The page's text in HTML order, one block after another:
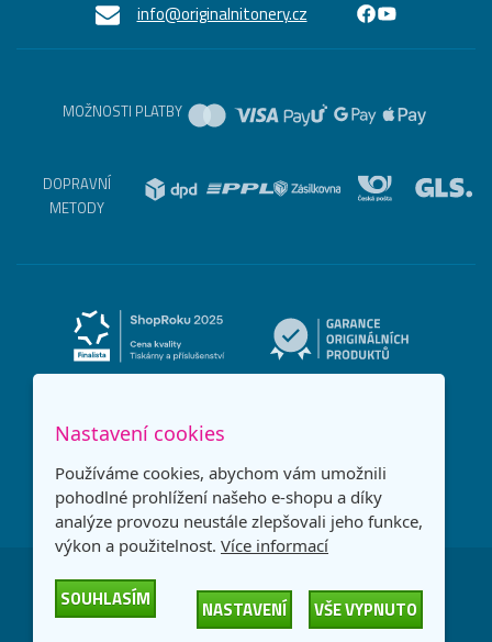
info@originalnitonery.cz
MOŽNOSTI PLATBY
DOPRAVNÍ
METODY
Česká republika Slovensko
Nastavení cookies
Používáme cookies, abychom vám umožnili
pohodlné prohlížení našeho e-shopu a díky
analýze provozu neustále zlepšovali jeho funkce,
výkon a použitelnost. Více informací
SOUHLASÍM NASTAVENÍ VŠE VYPNUTO